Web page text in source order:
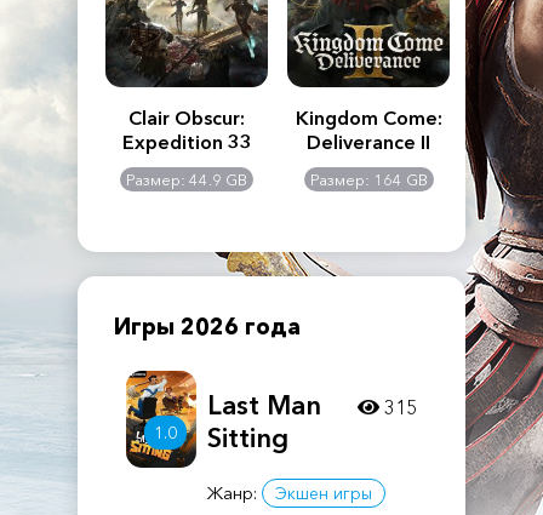
Creed
Clair Obscur:
Expedition 33
Размер: 44.9 GB
Kingdom Come:
Deliverance II
Размер: 164 GB
The
Игры 2026 года
1.0
Last Man
Sitting
Жанр: Экшен игры
315